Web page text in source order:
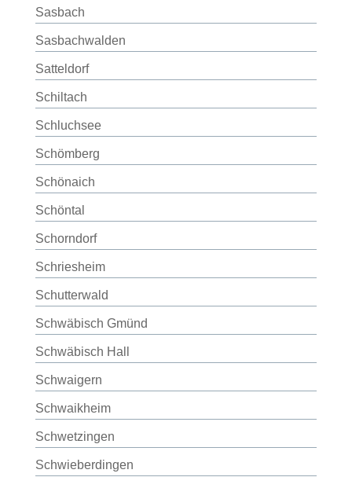
Sasbach
Sasbachwalden
Satteldorf
Schiltach
Schluchsee
Schömberg
Schönaich
Schöntal
Schorndorf
Schriesheim
Schutterwald
Schwäbisch Gmünd
Schwäbisch Hall
Schwaigern
Schwaikheim
Schwetzingen
Schwieberdingen